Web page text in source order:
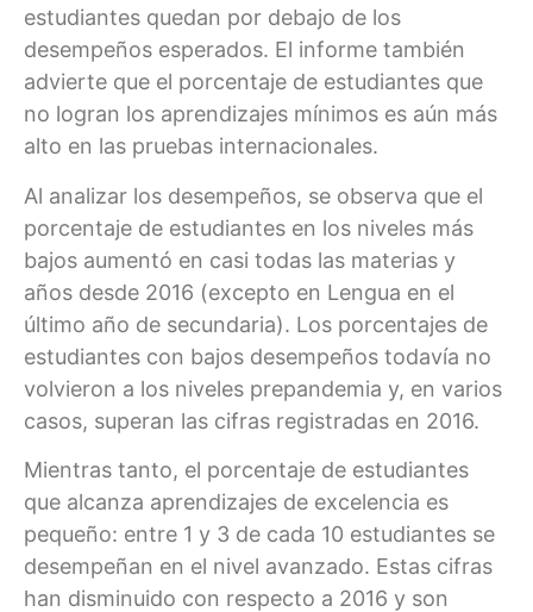
estudiantes quedan por debajo de los
desempeños esperados. El informe también
advierte que el porcentaje de estudiantes que
no logran los aprendizajes mínimos es aún más
alto en las pruebas internacionales.
Al analizar los desempeños, se observa que el
porcentaje de estudiantes en los niveles más
bajos aumentó en casi todas las materias y
años desde 2016 (excepto en Lengua en el
último año de secundaria). Los porcentajes de
estudiantes con bajos desempeños todavía no
volvieron a los niveles prepandemia y, en varios
casos, superan las cifras registradas en 2016.
Mientras tanto, el porcentaje de estudiantes
que alcanza aprendizajes de excelencia es
pequeño: entre 1 y 3 de cada 10 estudiantes se
desempeñan en el nivel avanzado. Estas cifras
han disminuido con respecto a 2016 y son